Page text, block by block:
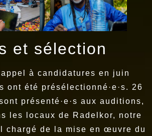
et sélection
à candidatures en juin
ont été présélectionné·e·s. 26
présenté·e·s aux auditions,
les locaux de Radelkor, notre
chargé de la mise en œuvre du